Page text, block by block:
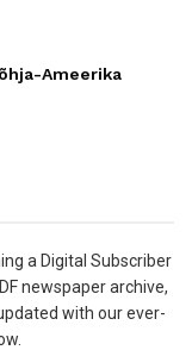
Ameerika
a Digital Subscriber
newspaper archive,
with our ever-